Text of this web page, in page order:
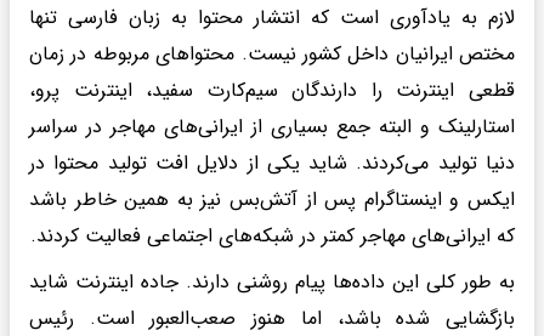
لازم به یادآوری است که انتشار محتوا به زبان فارسی تنها
مختص ایرانیان داخل کشور نیست. محتواهای مربوطه در زمان
قطعی اینترنت را دارندگان سیم‌کارت سفید، اینترنت پرو،
استارلینک و البته جمع بسیاری از ایرانی‌های مهاجر در سراسر
دنیا تولید می‌کردند. شاید یکی از دلایل افت تولید محتوا در
ایکس و اینستاگرام پس از آتش‌بس نیز به همین خاطر باشد
که ایرانی‌های مهاجر کمتر در شبکه‌های اجتماعی فعالیت کردند.
به طور کلی این داده‌ها پیام روشنی دارند. جاده اینترنت شاید
بازگشایی شده باشد، اما هنوز صعب‌العبور است. رئیس